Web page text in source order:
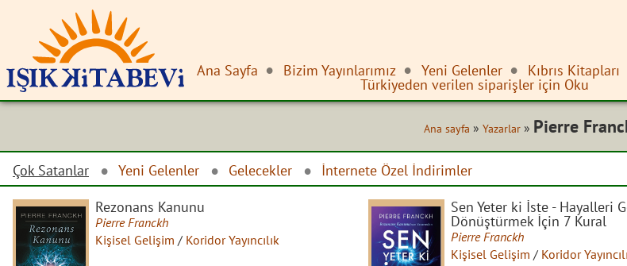
Ana Sayfa Bizim Yayınlarımız Yeni Gelenler Kıbrıs Kitapları
Türkiyeden verilen siparişler için Oku
Ana sayfa » Yazarlar » Pierre
Çok Satanlar Yeni Gelenler Gelecekler İnternete Özel İndirimler
Rezonans Kanunu
Pierre Franckh
Kişisel Gelişim / Koridor Yayıncılık
Sen Yeter ki İste - Hayalleri
Dönüştürmek İçin 7 Kural
Pierre Franckh
Kişisel Gelişim / Koridor